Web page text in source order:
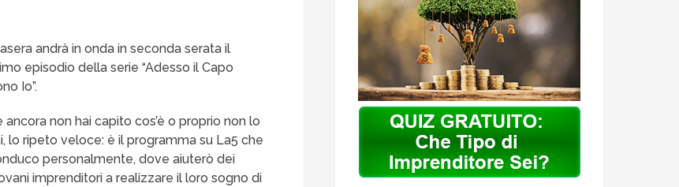
andrà in onda in seconda serata il
episodio della serie “Adesso il Capo
Io”.
ancora non hai capito cos’è o proprio non lo
lo ripeto veloce: è il programma su La5 che
personalmente, dove aiuterò dei
imprenditori a realizzare il loro sogno di